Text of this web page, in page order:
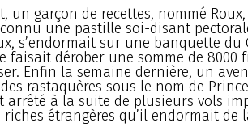
un garçon de recettes, nommé
une pastille soi-disant
s’endormait sur une banquette du
faisait dérober une somme de 8000
Enfin la semaine dernière, un
rastaquères sous le nom de
arrêté à la suite de plusieurs vols
riches étrangères qu’il endormait de